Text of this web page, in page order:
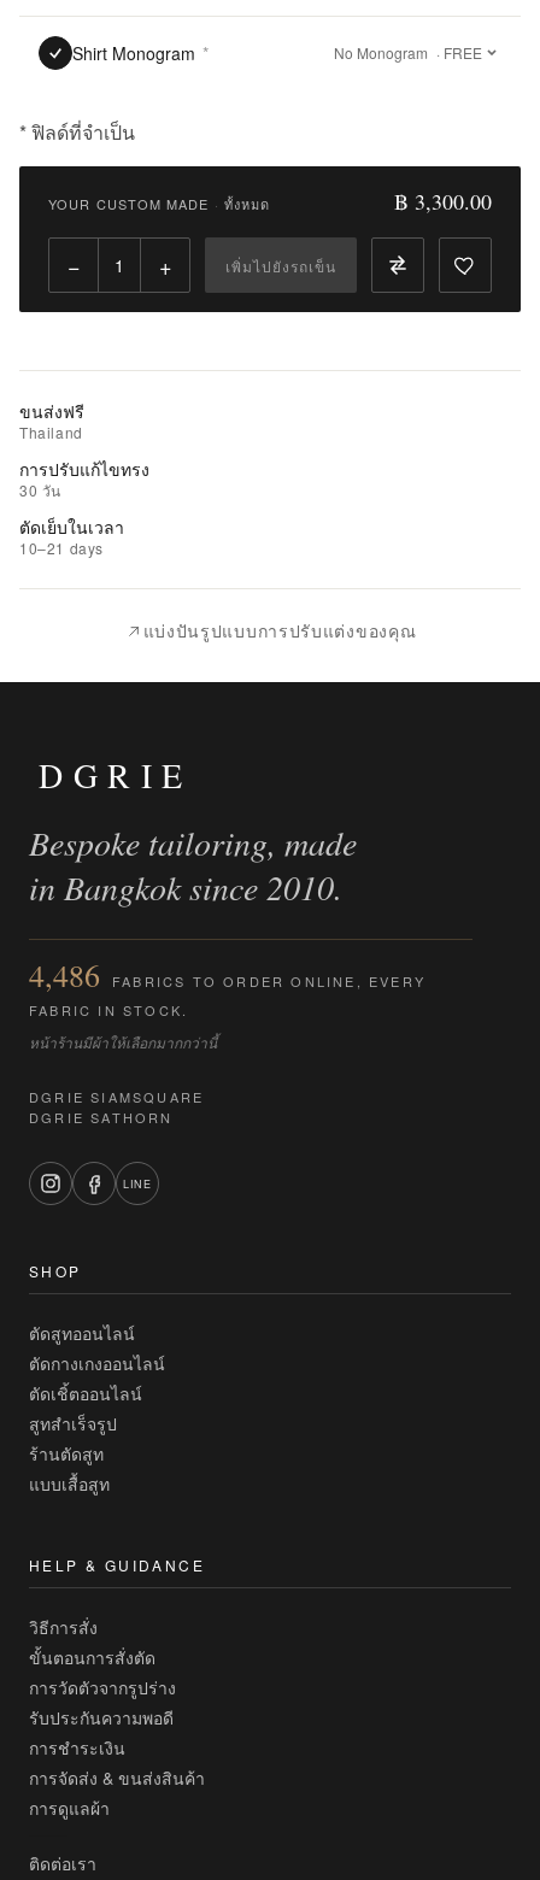
Shirt Monogram * No Monogram · FREE
* ฟิลด์ที่จำเป็น
฿
Qty:
ไป
รถ
เข็น
รายการ
ที่
ชอบ
เปรียบ
YOUR CUSTOM MADE · ทั้งหมด ฿ 3,300.00
− + เพิ่มไปยังรถเข็น
ขนส่งฟรี
Thailand
การปรับแก้ไขทรง
30 วัน
ตัดเย็บในเวลา
10–21 days
แบ่งปันรูปแบบการปรับแต่งของคุณ
DGRIE
Bespoke tailoring, made
in Bangkok since 2010.
4,486
FABRICS TO ORDER ONLINE, EVERY
FABRIC IN STOCK.
หน้าร้านมีผ้าให้เลือกมากกว่านี้
DGRIE SIAMSQUARE
DGRIE SATHORN
LINE
SHOP
ตัดสูทออนไลน์
ตัดกางเกงออนไลน์
ตัดเชิ้ตออนไลน์
สูทสำเร็จรูป
ร้านตัดสูท
แบบเสื้อสูท
HELP & GUIDANCE
วิธีการสั่ง
ขั้นตอนการสั่งตัด
การวัดตัวจากรูปร่าง
รับประกันความพอดี
การชำระเงิน
การจัดส่ง & ขนส่งสินค้า
การดูแลผ้า
ติดต่อเรา